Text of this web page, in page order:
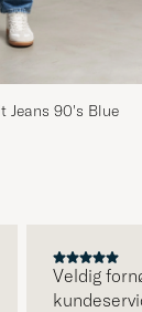
Jeans 90's Blue
Veldig